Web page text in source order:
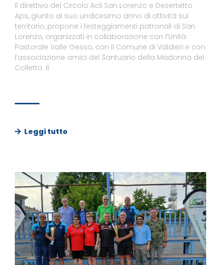
Il direttivo del Circolo Acli San Lorenzo e Desertetto
Aps, giunto al suo undicesimo anno di attività sul
territorio, propone i festeggiamenti patronali di San
Lorenzo, organizzati in collaborazione con l’Unità
Pastorale Valle Gesso, con il Comune di Valdieri e con
l’associazione amici del Santuario della Madonna del
Colletto. Il
Leggi tutto